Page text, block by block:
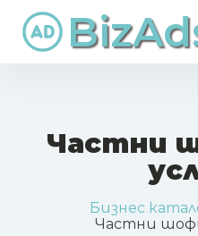
Частни
Бизнес
Частни